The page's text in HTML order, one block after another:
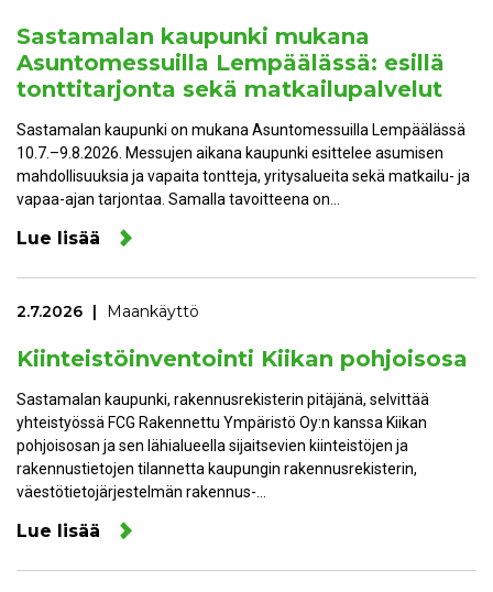
Sastamalan kaupunki mukana
Asuntomessuilla Lempäälässä: esillä
tonttitarjonta sekä matkailupalvelut
Sastamalan kaupunki on mukana Asuntomessuilla Lempäälässä
10.7.–9.8.2026. Messujen aikana kaupunki esittelee asumisen
mahdollisuuksia ja vapaita tontteja, yritysalueita sekä matkailu- ja
vapaa-ajan tarjontaa. Samalla tavoitteena on…
Lue lisää
2.7.2026 Maankäyttö
Kiinteistöinventointi Kiikan pohjoisosa
Sastamalan kaupunki, rakennusrekisterin pitäjänä, selvittää
yhteistyössä FCG Rakennettu Ympäristö Oy:n kanssa Kiikan
pohjoisosan ja sen lähialueella sijaitsevien kiinteistöjen ja
rakennustietojen tilannetta kaupungin rakennusrekisterin,
väestötietojärjestelmän rakennus-…
Lue lisää